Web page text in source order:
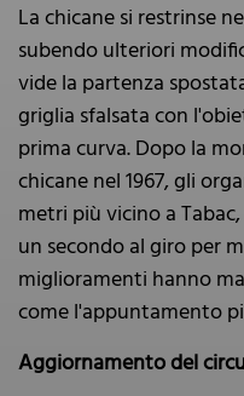
La chicane si restrinse
subendo ulteriori
vide la partenza
griglia sfalsata con
prima curva. Dopo la
chicane nel 1967, gli
metri più vicino a
un secondo al giro per
miglioramenti hanno
come l'appuntamento
Aggiornamento del